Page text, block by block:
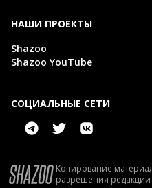
НАШИ ПРОЕКТЫ
Shazoo
Shazoo YouTube
СОЦИАЛЬНЫЕ СЕТИ
Копирование
разрешения редакции